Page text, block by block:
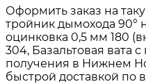
Оформить заказ на
тройник дымохода 90°
оцинковка 0,5 мм 180
304, Базальтовая вата
получения в Нижнем
быстрой доставкой по